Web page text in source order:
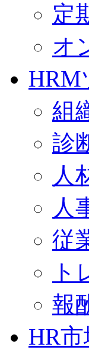
定
オ
HRM
組
診
人
人
従
ト
報
HR